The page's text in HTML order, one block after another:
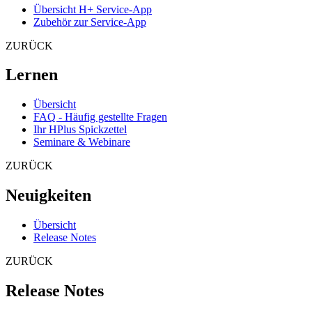
Übersicht H+ Service-App
Zubehör zur Service-App
ZURÜCK
Lernen
Übersicht
FAQ - Häufig gestellte Fragen
Ihr HPlus Spickzettel
Seminare & Webinare
ZURÜCK
Neuigkeiten
Übersicht
Release Notes
ZURÜCK
Release Notes